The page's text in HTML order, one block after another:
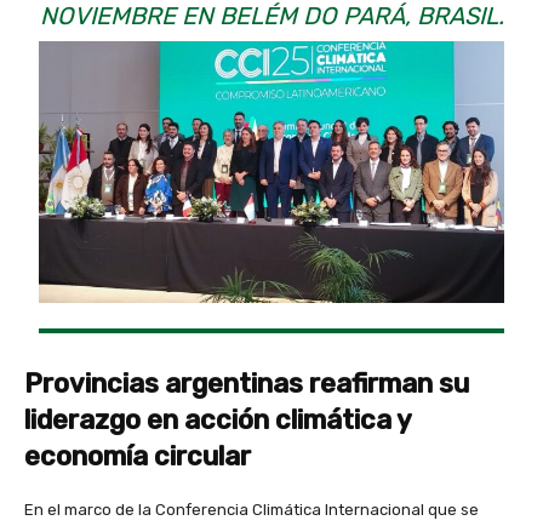
NOVIEMBRE EN BELÉM DO PARÁ, BRASIL.
Provincias argentinas reafirman su
liderazgo en acción climática y
economía circular
En el marco de la Conferencia Climática Internacional que se